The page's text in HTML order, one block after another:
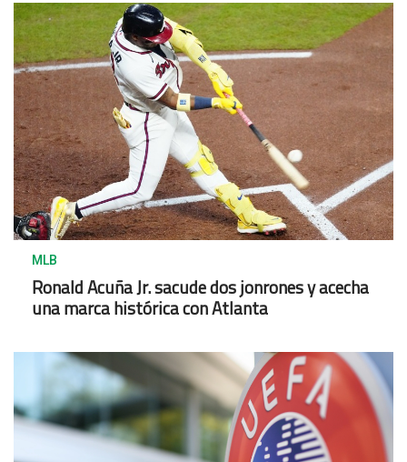
MLB
Ronald Acuña Jr. sacude dos jonrones y acecha
una marca histórica con Atlanta